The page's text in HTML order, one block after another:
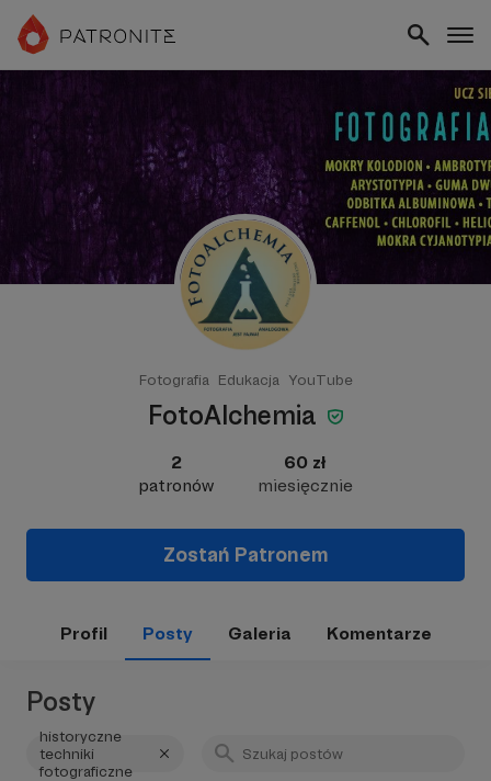
Fotografia Edukacja YouTube
FotoAlchemia
2
patronów
60 zł
miesięcznie
Zostań Patronem
Profil Posty Galeria Komentarze
Posty
historyczne
techniki
fotograficzne